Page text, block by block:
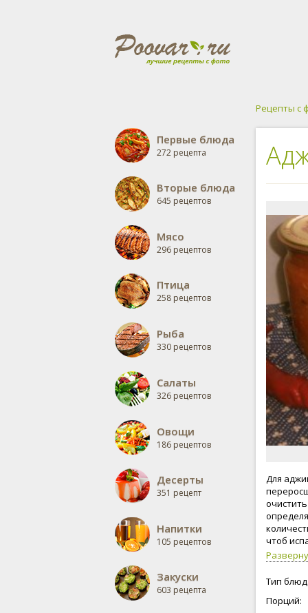
Первые блюда
272 рецепта
Вторые блюда
645 рецептов
Мясо
296 рецептов
Птица
258 рецептов
Рыба
330 рецептов
Салаты
326 рецептов
Овощи
186 рецептов
Десерты
351 рецепт
Напитки
105 рецептов
Закуски
603 рецепта
Рецепты с
Для
чтоб
Тип
Порций: